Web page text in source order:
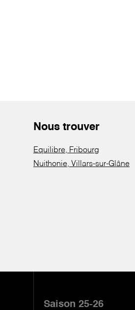
Nous trouver
Equilibre, Fribourg
Nuithonie, Villars-sur-Glâne
Saison 25-26